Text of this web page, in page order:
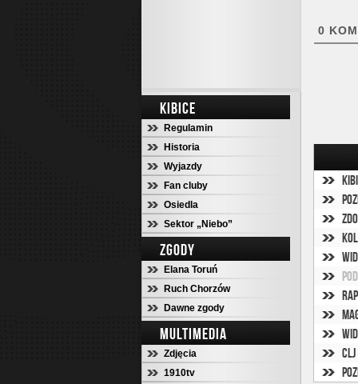
KIBICE
Regulamin
Historia
Wyjazdy
Fan cluby
Osiedla
Sektor „Niebo”
ZGODY
Elana Toruń
Ruch Chorzów
Dawne zgody
MULTIMEDIA
Zdjęcia
1910tv
0